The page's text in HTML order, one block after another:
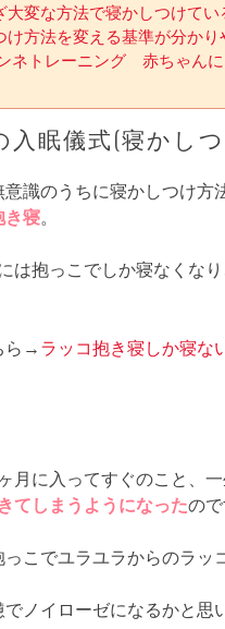
大変な方法で寝かしつけてい
方法を変える基準が分かり
ネトレーニング 赤ちゃん
入眠儀式(寝かし
識のうちに寝かしつけ方
き寝。
は抱っこでしか寝なくな
ら→ラッコ抱き寝しか寝な
月に入ってすぐのこと、
てしまうようになったので
こでユラユラからのラッ
ノイローゼになるかと思